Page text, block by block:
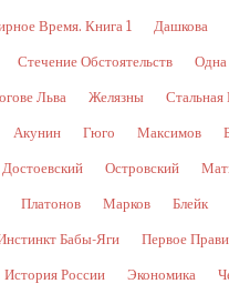
Время. Книга 1 Дашкова
Стечение Обстоятельств Одна
Льва Желязны
Акунин Гюго Максимов
Достоевский Островский
Платонов Марков Блейк
Бабы-Яги Первое
История России Экономика